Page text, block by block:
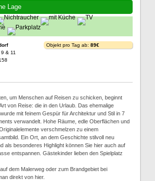
Lage
& 11
Objekt pro Tag ab: 89€
um Menschen auf Reisen zu schicken, beginnt
von Reise: die in den Urlaub. Das ehemalige
mit feinem Gespür für Architektur und Stil in 7
verwandelt. Hohe Räume, edle Oberflächen und
verschmelzen zu einem
Ein Ort, an dem Geschichte stilvoll neu
als besonderes Highlight können Sie hier auch auf
entspannen. Gästekinder lieben den Spielplatz
dem Malerweg oder zum Brandgebiet bei
direkt von hier.